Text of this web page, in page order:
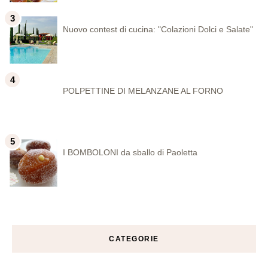
Nuovo contest di cucina: "Colazioni Dolci e Salate"
POLPETTINE DI MELANZANE AL FORNO
I BOMBOLONI da sballo di Paoletta
CATEGORIE